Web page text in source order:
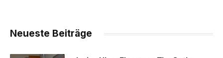
Neueste Beiträge